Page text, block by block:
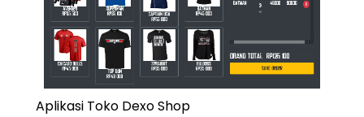
Aplikasi Toko Dexo Shop